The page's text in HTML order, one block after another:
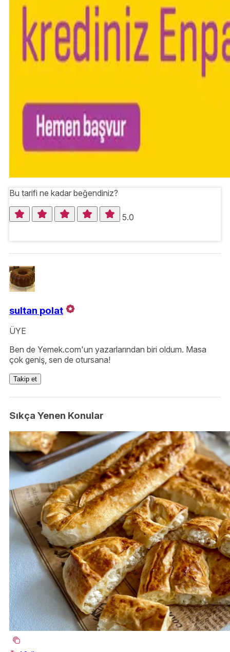
Bu tarifi ne kadar beğendiniz?
5.0
sultan polat
ÜYE
Ben de Yemek.com'un yazarlarından biri oldum. Masa
çok geniş, sen de otursana!
Takip et
Sıkça Yenen Konular